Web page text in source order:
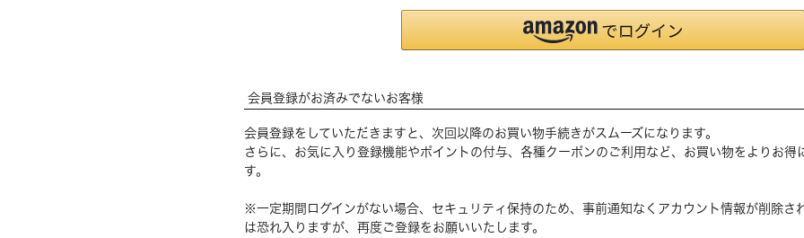
会員登録がお済みでないお客様
会員登録をしていただきますと、次回以降のお買い物手続きがスムーズになります。
さらに、お気に入り登録機能やポイントの付与、各種クーポンのご利用など、お買い物をよりお得
す。
※一定期間ログインがない場合、セキュリティ保持のため、事前通知なくアカウント情報が削除さ
は恐れ入りますが、再度ご登録をお願いいたします。